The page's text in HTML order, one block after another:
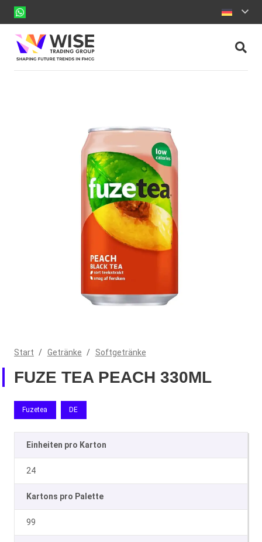
Start / Getränke / Softgetränke
FUZE TEA PEACH 330ML
Fuzetea DE
Einheiten pro Karton
24
Kartons pro Palette
99